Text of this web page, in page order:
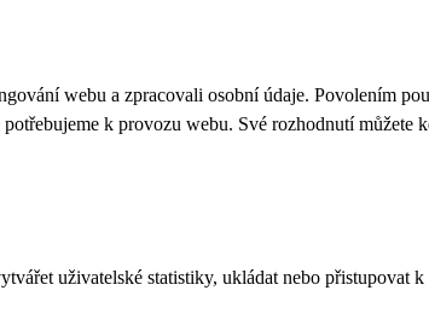
webu a zpracovali osobní údaje. Povolením
k provozu webu. Své rozhodnutí můžete
uživatelské statistiky, ukládat nebo přistupovat